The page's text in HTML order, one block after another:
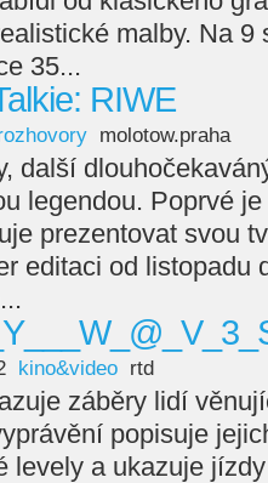
malby. Na 9
35...
RIWE
molotow.praha
další
legendou. Poprvé
prezentovat svou
editaci od listopadu
kino&video rtd
záběry lidí
popisuje
levely a ukazuje